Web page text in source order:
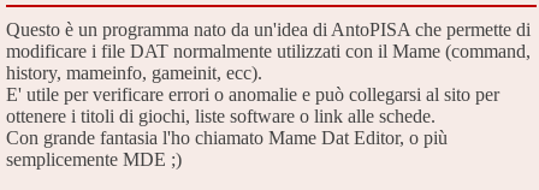
Questo è un programma nato da un'idea di AntoPISA che permette di
modificare i file DAT normalmente utilizzati con il Mame (command,
history, mameinfo, gameinit, ecc).
E' utile per verificare errori o anomalie e può collegarsi al sito per
ottenere i titoli di giochi, liste software o link alle schede.
Con grande fantasia l'ho chiamato Mame Dat Editor, o più
semplicemente MDE ;)